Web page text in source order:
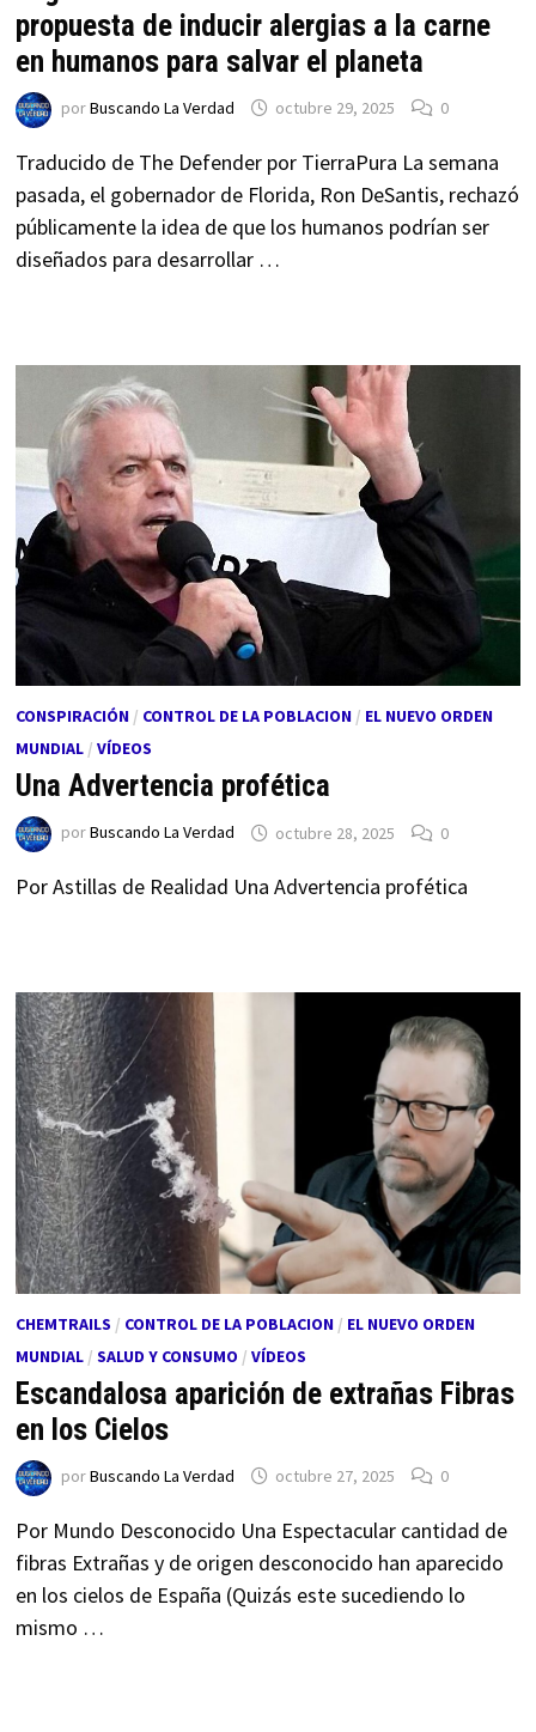
propuesta de inducir alergias a la carne
en humanos para salvar el planeta
porBuscando La Verdad octubre 29, 2025 0
Traducido de The Defender por TierraPura La semana
pasada, el gobernador de Florida, Ron DeSantis, rechazó
públicamente la idea de que los humanos podrían ser
diseñados para desarrollar …
CONSPIRACIÓN/ CONTROL DE LA POBLACION/ EL NUEVO ORDEN
MUNDIAL/ VÍDEOS
Una Advertencia profética
porBuscando La Verdad octubre 28, 2025 0
Por Astillas de Realidad Una Advertencia profética
CHEMTRAILS / CONTROL DE LA POBLACION/ EL NUEVO ORDEN
MUNDIAL/ SALUD Y CONSUMO / VÍDEOS
Escandalosa aparición de extrañas Fibras
en los Cielos
porBuscando La Verdad octubre 27, 2025 0
Por Mundo Desconocido Una Espectacular cantidad de
fibras Extrañas y de origen desconocido han aparecido
en los cielos de España (Quizás este sucediendo lo
mismo …